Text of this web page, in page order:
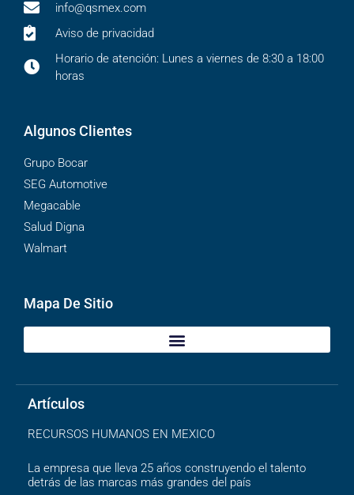
info@qsmex.com
Aviso de privacidad
Horario de atención: Lunes a viernes de 8:30 a 18:00
horas
Algunos Clientes
Grupo Bocar
SEG Automotive
Megacable
Salud Digna
Walmart
Mapa De Sitio
Artículos
RECURSOS HUMANOS EN MEXICO
La empresa que lleva 25 años construyendo el talento
detrás de las marcas más grandes del país